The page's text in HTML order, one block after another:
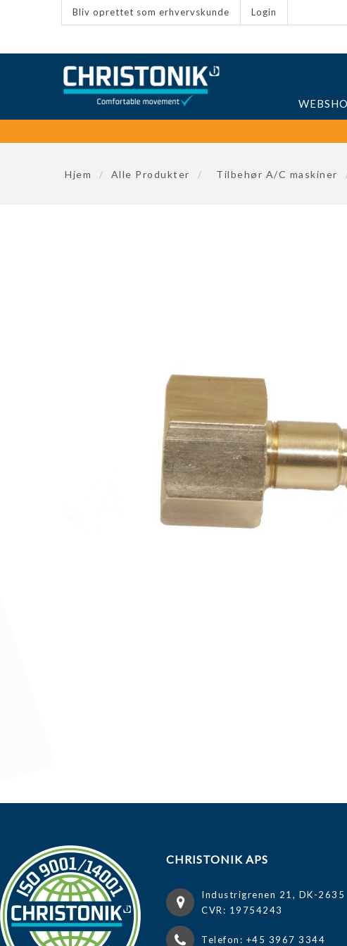
Bliv oprettet som erhvervskunde Login
Hjem / Alle Produkter / Tilbehør A/C maskiner
CHRISTONIK APS
Industrigrenen 21, DK-2635
CVR: 19754243
Telefon: +45 3967 3344